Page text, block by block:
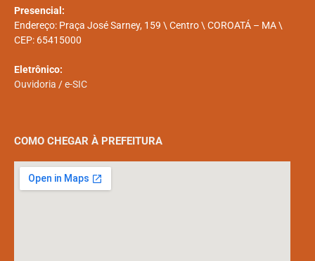
Presencial:
Endereço: Praça José Sarney, 159 \ Centro \ COROATÁ – MA \
CEP: 65415000
Eletrônico:
Ouvidoria /e-SIC
COMO CHEGAR À PREFEITURA